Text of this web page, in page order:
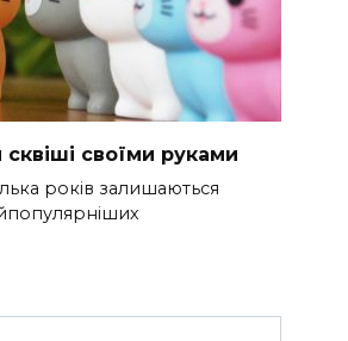
своїми руками
років залишаються